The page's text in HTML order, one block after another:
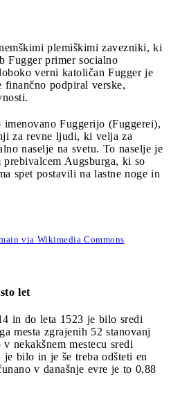
plemiškimi zavezniki, ki
Fugger primer socialno
verni katoličan Fugger je
podpiral verske,
Fuggerijo (Fuggerei),
za revne ljudi, ki velja za
naselje na svetu. To naselje je
Augsburga, ki so
spet postavili na lastne noge in
via Wikimedia Commons
let
in do leta 1523 je bilo sredi
mesta zgrajenih 52 stanovanj
nekakšnem mestecu sredi
bilo in je še treba odšteti en
v današnje evre je to 0,88